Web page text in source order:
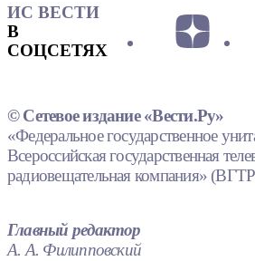
ИС ВЕСТИ
В
СОЦСЕТЯХ
© Сетевое издание «Вести.Ру»
«Федеральное государственное
Всероссийская государственная
радиовещательная компания»
Главный редактор
А. А. Филипповский